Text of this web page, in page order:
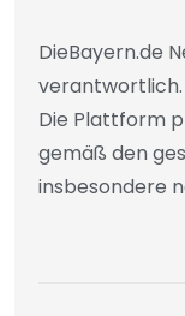
DieBayern.de
verantwortlich.
Die Plattform
gemäß den
insbesondere